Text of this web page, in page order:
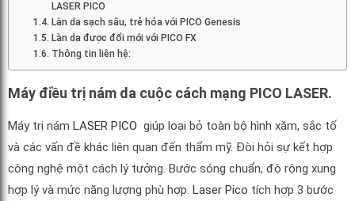
LASER PICO
Làn da sạch sâu, trẻ hóa với PICO Genesis
Làn da được đổi mới với PICO FX
Thông tin liên hệ:
Máy điều trị nám da cuộc cách mạng PICO LASER.
Máy trị nám LASER PICO giúp loại bỏ toàn bộ hình xăm, sắc tố
và các vấn đề khác liên quan đến thẩm mỹ. Đòi hỏi sự kết hợp
công nghệ một cách lý tưởng. Bước sóng chuẩn, độ rộng xung
hợp lý và mức năng lượng phù hợp. Laser Pico tích hợp 3 bước